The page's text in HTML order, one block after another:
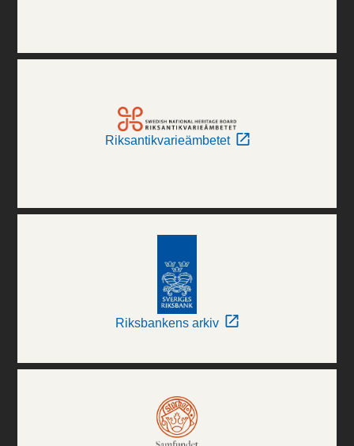
Riksantikvarieämbetet
Riksbankens arkiv